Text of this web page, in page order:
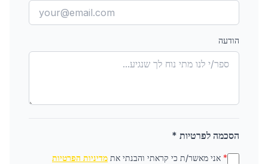
הודעה
הסכמה לפרטיות *
* אני מאשר/ת כי קראתי והבנתי את מדיניות הפרטיות